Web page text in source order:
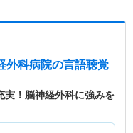
外科病院の言語聴覚
実！脳神経外科に強みを